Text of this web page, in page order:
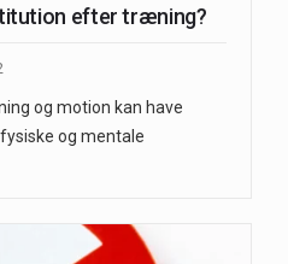
efter træning?
og motion kan have
og mentale